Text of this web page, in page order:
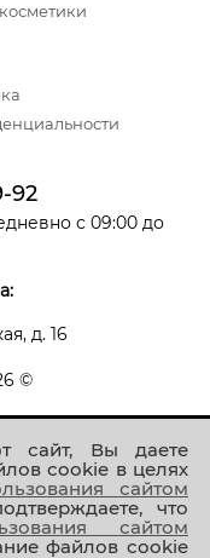
сайт, Вы даете
cookie в целях
сайтом
что
сайтом
файлов cookie
92
с 09:00 до
д. 16
©
нам!